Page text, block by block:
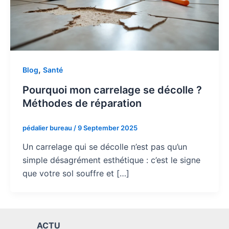
Blog, Santé
Pourquoi mon carrelage se décolle ?
Méthodes de réparation
pédalier bureau /9 September 2025
Un carrelage qui se décolle n’est pas qu’un
simple désagrément esthétique : c’est le signe
que votre sol souffre et […]
ACTU